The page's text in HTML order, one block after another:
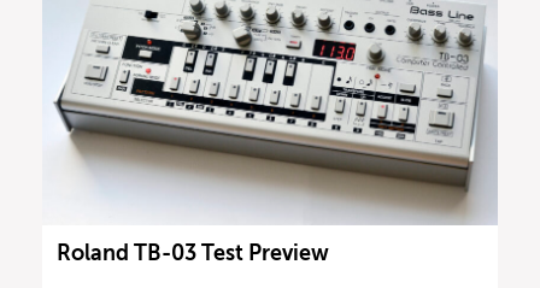
Roland TB-03 Test Preview